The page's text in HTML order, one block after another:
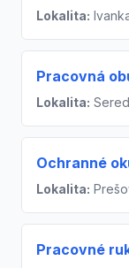
Lokalita:
Pracovná
Lokalita:
Ochranné
Lokalita:
Pracovné